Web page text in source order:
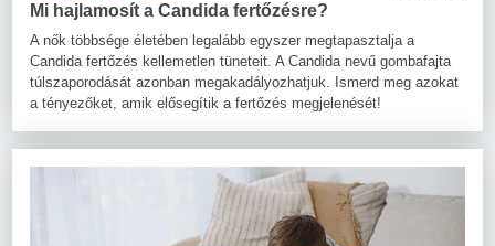
Mi hajlamosít a Candida fertőzésre?
A nők többsége életében legalább egyszer megtapasztalja a
Candida fertőzés kellemetlen tüneteit. A Candida nevű gombafajta
túlszaporodását azonban megakadályozhatjuk. Ismerd meg azokat
a tényezőket, amik elősegítik a fertőzés megjelenését!